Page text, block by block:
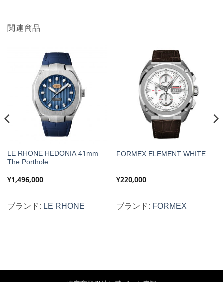
関連商品
LE RHONE HEDONIA 41mm
The Porthole
¥1,496,000
ブランド: LE RHONE
FORMEX ELEMENT WHITE
¥220,000
ブランド: FORMEX